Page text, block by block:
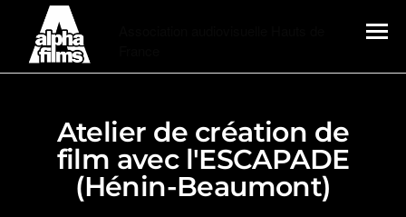
Atelier de création de
film avec l'ESCAPADE
(Hénin-Beaumont)